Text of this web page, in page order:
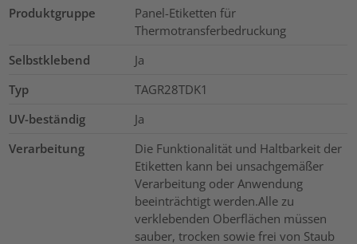
Produktgruppe
Panel-Etiketten für
Thermotransferbedruckung
Selbstklebend
Ja
Typ
TAGR28TDK1
UV-beständig
Ja
Verarbeitung
Die Funktionalität und Haltbarkeit der
Etiketten kann bei unsachgemäßer
Verarbeitung oder Anwendung
beeinträchtigt werden.Alle zu
verklebenden Oberflächen müssen
sauber, trocken sowie frei von Staub